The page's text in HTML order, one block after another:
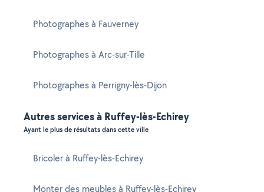
Photographes à Fauverney
Photographes à Arc-sur-Tille
Photographes à Perrigny-lès-Dijon
Autres services à Ruffey-lès-Echirey
Ayant le plus de résultats dans cette ville
Bricoler à Ruffey-lès-Echirey
Monter des meubles à Ruffey-lès-Echirey